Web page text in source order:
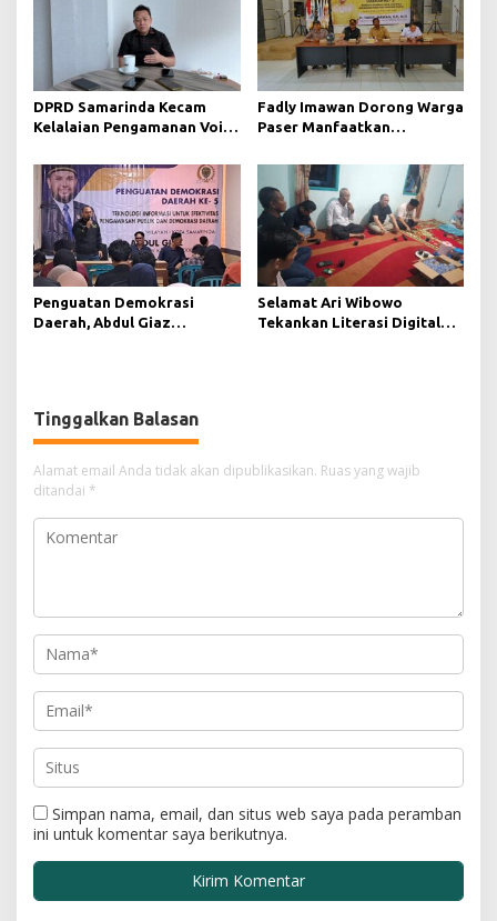
DPRD Samarinda Kecam
Kelalaian Pengamanan Void
Korban Jiwa
Fadly Imawan Dorong Warga
Paser Manfaatkan
Mengawasi Jalannya
Pemerintahan
Penguatan Demokrasi
Daerah, Abdul Giaz
Selamat Ari Wibowo
Tekankan Literasi Digital
Tinggalkan Balasan
Alamat email Anda tidak akan dipublikasikan. Ruas yang wajib
ditandai *
Simpan nama, email, dan situs web saya pada peramban
ini untuk komentar saya berikutnya.